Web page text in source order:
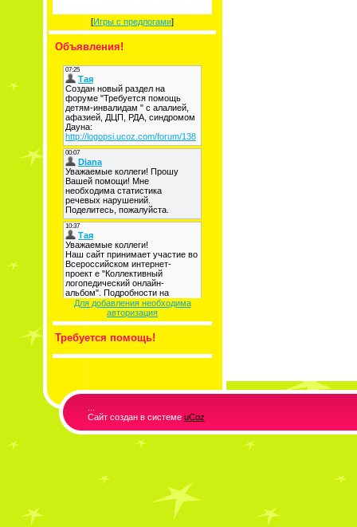
[Игры с предлогами]
Объявления!
Для добавления необходима
авторизация
Требуется помощь!
Сайт создан в системе uCoz